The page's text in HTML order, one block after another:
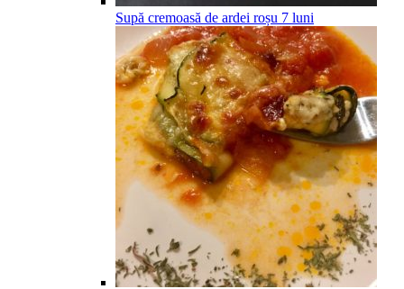
Supă cremoasă de ardei roșu 7 luni